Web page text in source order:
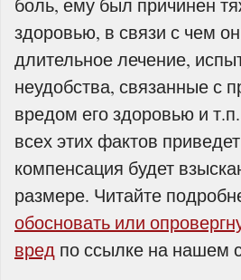
здоровью, в связи с чем
длительное лечение,
неудобства, связанные с
вредом его здоровью и
всех этих фактов
компенсация будет
размере. Читайте
обосновать или
вред по ссылке на нашем